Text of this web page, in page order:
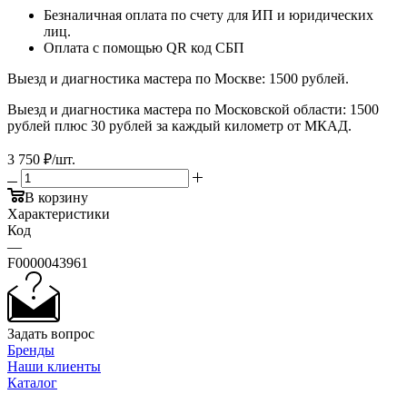
Безналичная оплата по счету для ИП и юридических
лиц.
Оплата с помощью QR код СБП
Выезд и диагностика мастера по Москве: 1500 рублей.
Выезд и диагностика мастера по Московской области: 1500
рублей плюс 30 рублей за каждый километр от МКАД.
3 750 ₽/шт.
В корзину
Характеристики
Код
—
F0000043961
Задать вопрос
Бренды
Наши клиенты
Каталог